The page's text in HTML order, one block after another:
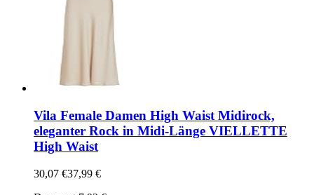
Vila Female Damen High Waist Midirock,
eleganter Rock in Midi-Länge VIELLETTE
High Waist
30,07 €37,99 €